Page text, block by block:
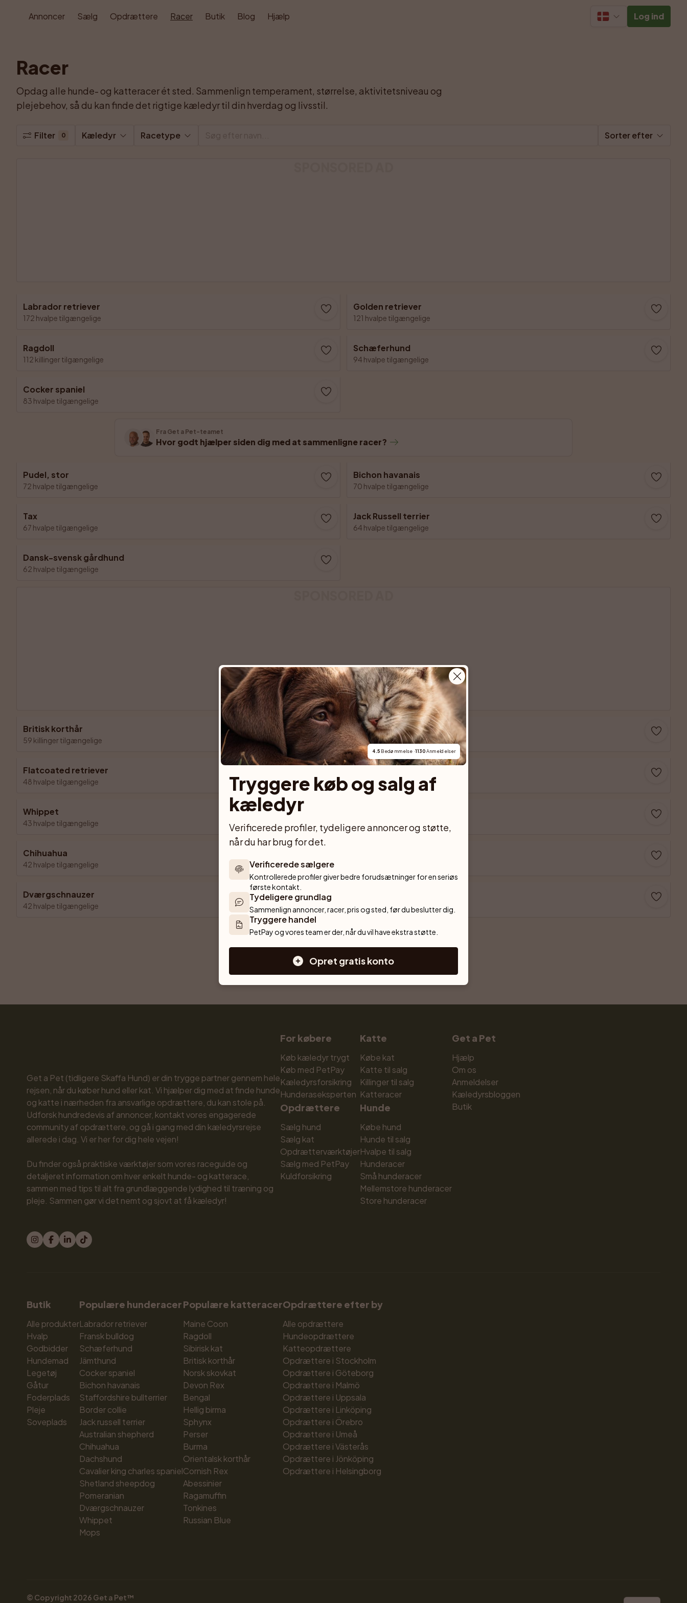
Annoncer Sælg Opdrættere Racer Butik Blog Hjælp Log ind
Racer
Opdag alle hunde- og katteracer ét sted. Sammenlign temperament, størrelse, aktivitetsniveau og
plejebehov, så du kan finde det rigtige kæledyr til din hverdag og livsstil.
Filter 0 Kæledyr Racetype Sorter efter
Labrador retriever
172 hvalpe tilgængelige
Golden retriever
121 hvalpe tilgængelige
Ragdoll
112 killinger tilgængelige
Schæferhund
94 hvalpe tilgængelige
Cocker spaniel
83 hvalpe tilgængelige
Fra Get a Pet-teamet
Hvor godt hjælper siden dig med at sammenligne racer?
Pudel, stor
72 hvalpe tilgængelige
Bichon havanais
70 hvalpe tilgængelige
Tax
67 hvalpe tilgængelige
Jack Russell terrier
64 hvalpe tilgængelige
Dansk-svensk gårdhund
62 hvalpe tilgængelige
Britisk korthår
59 killinger tilgængelige
Sibirisk kat
56 killinger tilgængelige
Flatcoated retriever
48 hvalpe tilgængelige 44 hvalpe tilgængelige
Whippet
43 hvalpe tilgængelige 42 hvalpe tilgængelige
Chihuahua
42 hvalpe tilgængelige
Dværgschnauzer
42 hvalpe tilgængelige 39 hvalpe tilgængelige
Viser 1 til 20 af 344 resultater
Get a Pet (tidligere Skaffa Hund) er din trygge partner gennem hele
rejsen, når du køber hund eller kat. Vi hjælper dig med at finde hunde
og katte i nærheden fra ansvarlige opdrættere, du kan stole på.
Udforsk hundredevis af annoncer, kontakt vores engagerede
community af opdrættere, og gå i gang med din kæledyrsrejse
allerede i dag. Vi er her for dig hele vejen!
Du finder også praktiske værktøjer som vores raceguide og
detaljeret information om hver enkelt hunde- og katterace,
sammen med tips til alt fra grundlæggende lydighed til træning og
pleje. Sammen gør vi det nemt og sjovt at få kæledyr!
For købere
Køb kæledyr trygt
Køb med PetPay
Kæledyrsforsikring
Hunderaseksperten
Opdrættere
Sælg hund
Sælg kat
Opdrætterværktøjer
Sælg med PetPay
Kuldforsikring
Katte
Købe kat
Katte til salg
Killinger til salg
Katteracer
Hunde
Købe hund
Hunde til salg
Hvalpe til salg
Hunderacer
Små hunderacer
Mellemstore hunderacer
Store hunderacer
Get a Pet
Hjælp
Om os
Anmeldelser
Kæledyrsbloggen
Butik
Butik
Alle produkter
Hvalp
Godbidder
Hundemad
Legetøj
Gåtur
Foderplads
Pleje
Soveplads
Populære hunderacer
Labrador retriever
Fransk bulldog
Schæferhund
Jämthund
Cocker spaniel
Bichon havanais
Staffordshire bullterrier
Border collie
Jack russell terrier
Australian shepherd
Chihuahua
Dachshund
Cavalier king charles spaniel
Shetland sheepdog
Pomeranian
Dværgschnauzer
Whippet
Mops
Populære katteracer
Maine Coon
Ragdoll
Sibirisk kat
Britisk korthår
Norsk skovkat
Devon Rex
Bengal
Hellig birma
Sphynx
Perser
Burma
Orientalsk korthår
Cornish Rex
Abessinier
Ragamuffin
Tonkines
Russian Blue
Opdrættere efter by
Alle opdrættere
Hundeopdrættere
Katteopdrættere
Opdrættere i Stockholm
Opdrættere i Göteborg
Opdrættere i Malmö
Opdrættere i Uppsala
Opdrættere i Linköping
Opdrættere i Örebro
Opdrættere i Umeå
Opdrættere i Västerås
Opdrættere i Jönköping
Opdrættere i Helsingborg
© Copyright 2026 Get a Pet™
4.5 Bedømmelse · 1130 Anmeldelser
Tryggere køb og salg af
kæledyr
Verificerede profiler, tydeligere annoncer og støtte,
når du har brug for det.
Verificerede sælgere
Kontrollerede profiler giver bedre forudsætninger for en seriøs
første kontakt.
Tydeligere grundlag
Sammenlign annoncer, racer, pris og sted, før du beslutter dig.
Tryggere handel
PetPay og vores team er der, når du vil have ekstra støtte.
Opret gratis konto